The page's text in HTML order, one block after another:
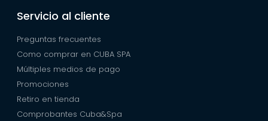
Servicio al cliente
Preguntas frecuentes
Como comprar en CUBA SPA
Múltiples medios de pago
Promociones
Retiro en tienda
Comprobantes Cuba&Spa